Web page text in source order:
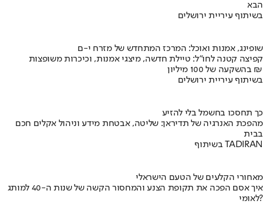
הבא
בשיתוף עיריית ירושלים
שופינג, אמנות ואוכל: המרכז המתחדש של מזרח י-ם
קפיצה קטנה לחו"ל: טיילת חדשה, מיצגי אמנות, וכיכרות משופצות
בהשקעה של 100 מיליון ₪
בשיתוף עיריית ירושלים
כך תחסכו בחשמל בלי להזיע
מהפכת האנרגיה של תדיראן: שליטה, אבטחת מידע וניהול אקלים חכם
בבית
בשיתוף TADIRAN
מאחורי הקלעים של הטעם הישראלי
איך אסם הפכה את תקופת הצנע והמחסור הקשה של שנות ה-40 למותג
לאומי?